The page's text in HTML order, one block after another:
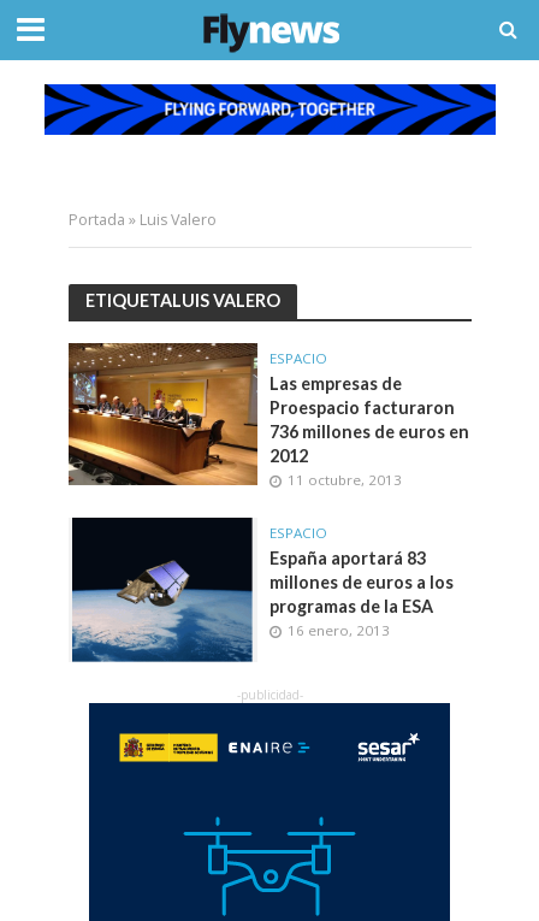
Portada » Luis Valero
ETIQUETALUIS VALERO
ESPACIO
Las empresas de
Proespacio facturaron
736 millones de euros en
2012
11 octubre, 2013
ESPACIO
España aportará 83
millones de euros a los
programas de la ESA
16 enero, 2013